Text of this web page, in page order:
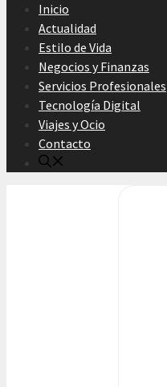
Inicio
Actualidad
Estilo de Vida
Negocios y Finanzas
Servicios Profesionales
Tecnología Digital
Viajes y Ocio
Contacto